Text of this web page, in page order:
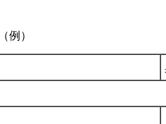
例）